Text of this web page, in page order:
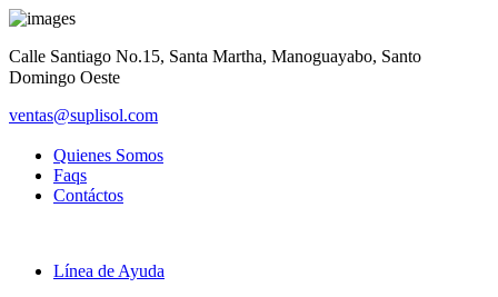
Calle Santiago No.15, Santa Martha, Manoguayabo, Santo
Domingo Oeste
ventas@suplisol.com
Quienes Somos
Faqs
Contáctos
Línea de Ayuda